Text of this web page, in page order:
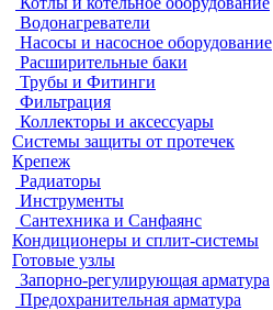
Водонагреватели
Насосы и насосное оборудование
Расширительные баки
Трубы и Фитинги
Фильтрация
Коллекторы и аксессуары
Системы защиты от протечек
Крепеж
Радиаторы
Инструменты
Сантехника и Санфаянс
Кондиционеры и сплит-системы
Готовые узлы
Запорно-регулирующая арматура
Предохранительная арматура